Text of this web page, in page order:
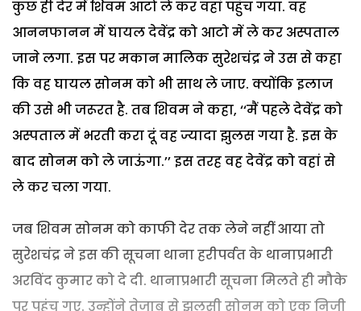
कुछ ही देर में शिवम आटो ले कर वहां पहुंच गया. वह
आननफानन में घायल देवेंद्र को आटो में ले कर अस्पताल
जाने लगा. इस पर मकान मालिक सुरेशचंद्र ने उस से कहा
कि वह घायल सोनम को भी साथ ले जाए. क्योंकि इलाज
की उसे भी जरूरत है. तब शिवम ने कहा, ‘‘मैं पहले देवेंद्र को
अस्पताल में भरती करा दूं वह ज्यादा झुलस गया है. इस के
बाद सोनम को ले जाऊंगा.’’ इस तरह वह देवेंद्र को वहां से
ले कर चला गया.
जब शिवम सोनम को काफी देर तक लेने नहीं आया तो
सुरेशचंद्र ने इस की सूचना थाना हरीपर्वत के थानाप्रभारी
अरविंद कुमार को दे दी. थानाप्रभारी सूचना मिलते ही मौके
पर पहुंच गए. उन्होंने तेजाब से झुलसी सोनम को एक निजी